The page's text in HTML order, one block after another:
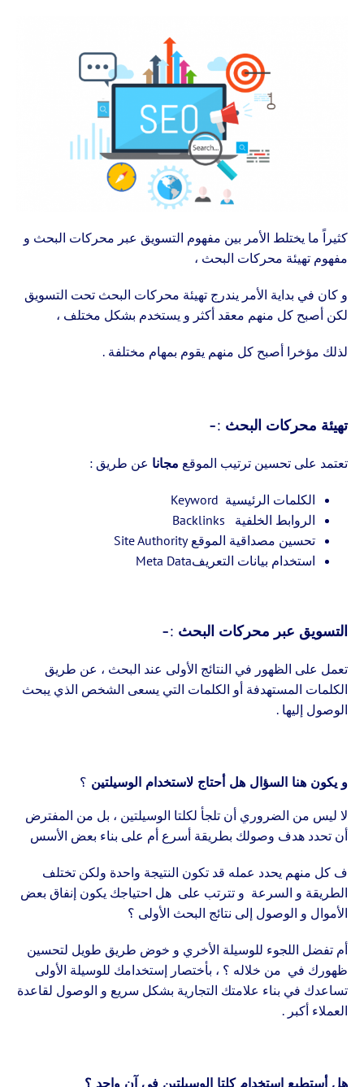
كثيراً ما يختلط الأمر بين مفهوم التسويق عبر محركات البحث و
مفهوم تهيئة محركات البحث ،
و كان في بداية الأمر يندرج تهيئة محركات البحث تحت التسويق
لكن أصبح كل منهم معقد أكثر و يستخدم بشكل مختلف ،
لذلك مؤخرا أصبح كل منهم يقوم بمهام مختلفة .
تهيئة محركات البحث :-
تعتمد على تحسين ترتيب الموقع مجانا عن طريق :
الكلمات الرئيسية Keyword
الروابط الخلفية Backlinks
تحسين مصداقية الموقع Site Authority
استخدام بيانات التعريفMeta Data
التسويق عبر محركات البحث :-
تعمل على الظهور في النتائج الأولى عند البحث ، عن طريق
الكلمات المستهدفة أو الكلمات التي يسعى الشخص الذي يبحث
الوصول إليها .
و يكون هنا السؤال هل أحتاج لاستخدام الوسيلتين ؟
لا ليس من الضروري أن تلجأ لكلتا الوسيلتين ، بل من المفترض
أن تحدد هدف وصولك بطريقة أسرع أم على بناء بعض الأسس
ف كل منهم يحدد عمله قد تكون النتيجة واحدة ولكن تختلف
الطريقة و السرعة و تترتب على هل احتياجك يكون إنفاق بعض
الأموال و الوصول إلى نتائج البحث الأولى ؟
أم تفضل اللجوء للوسيلة الأخري و خوض طريق طويل لتحسين
ظهورك في من خلاله ؟ ، بأختصار إستخدامك للوسيلة الأولى
تساعدك في بناء علامتك التجارية بشكل سريع و الوصول لقاعدة
العملاء أكبر .
هل أستطيع إستخدام كلتا الوسيلتين في آن واحد ؟